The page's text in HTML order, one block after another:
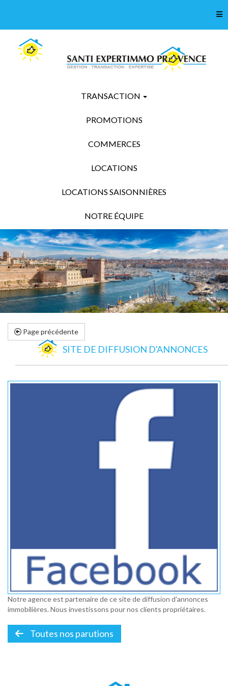
TRANSACTION
PROMOTIONS
COMMERCES
LOCATIONS
LOCATIONS SAISONNIÈRES
NOTRE ÉQUIPE
Page précédente
SITE DE DIFFUSION D'ANNONCES
Notre agence est partenaire de ce site de diffusion d'annonces
immobilières. Nous investissons pour nos clients propriétaires.
Toutes nos parutions